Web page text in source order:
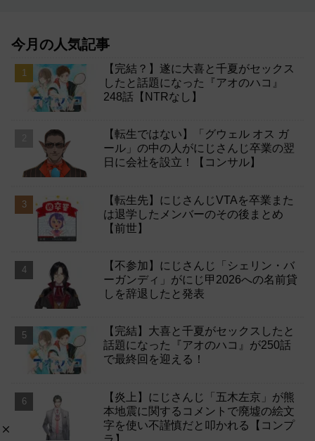
今月の人気記事
【完結？】遂に大喜と千夏がセックス
したと話題になった『アオのハコ』
248話【NTRなし】
【転生ではない】「グウェル オス ガ
ール」の中の人がにじさんじ卒業の翌
日に会社を設立！【コンサル】
【転生先】にじさんじVTAを卒業また
は退学したメンバーのその後まとめ
【前世】
【不参加】にじさんじ「シェリン・バ
ーガンディ」がにじ甲2026への名前貸
しを辞退したと発表
【完結】大喜と千夏がセックスしたと
話題になった『アオのハコ』が250話
で最終回を迎える！
【炎上】にじさんじ「五木左京」が熊
本地震に関するコメントで廃墟の絵文
字を使い不謹慎だと叩かれる【コンプ